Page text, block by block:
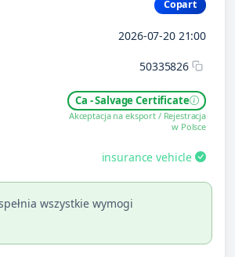
Copart
2026-07-20 21:00
50335826
Ca - Salvage Certificate
Akceptacja na eksport / Rejestracja
w Polsce
insurance vehicle
wszystkie wymogi